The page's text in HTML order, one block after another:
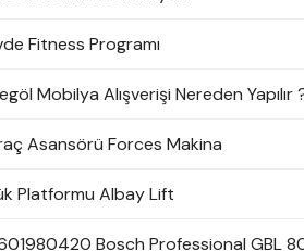
Fitness Programı
Mobilya Alışverişi Nereden Yapılır
Asansörü Forces Makina
Platformu Albay Lift
Bosch Professional GBL